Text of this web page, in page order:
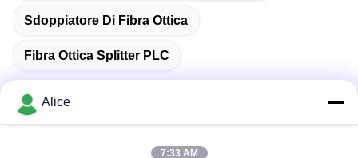
Sdoppiatore Di Fibra Ottica
Fibra Ottica Splitter PLC
Alice
7:33 AM